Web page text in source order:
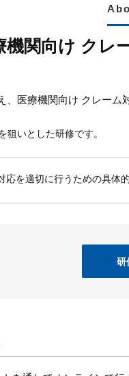
機関向け クレ
、医療機関向け クレー
いとした研修です。
を適切に行うための具体
研